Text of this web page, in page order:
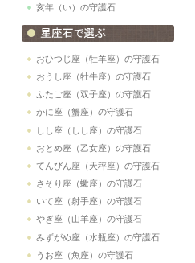
亥年（い）の守護石
おひつじ座（牡羊座）の守護石
おうし座（牡牛座）の守護石
ふたご座（双子座）の守護石
かに座（蟹座）の守護石
しし座（しし座）の守護石
おとめ座（乙女座）の守護石
てんびん座（天秤座）の守護石
さそり座（蠍座）の守護石
いて座（射手座）の守護石
やぎ座（山羊座）の守護石
みずがめ座（水瓶座）の守護石
うお座（魚座）の守護石